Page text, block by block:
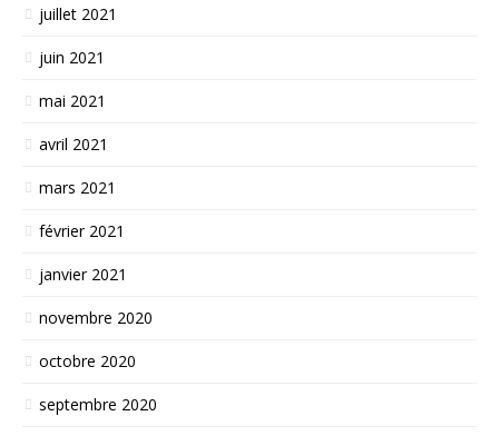
juillet 2021
juin 2021
mai 2021
avril 2021
mars 2021
février 2021
janvier 2021
novembre 2020
octobre 2020
septembre 2020